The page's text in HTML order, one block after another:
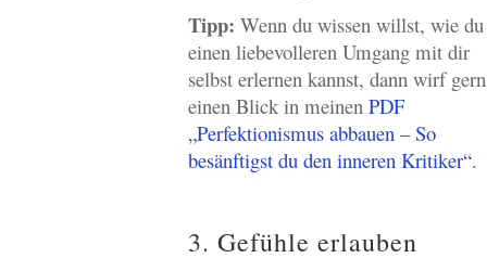
Tipp: Wenn du wissen willst, wie du
einen liebevolleren Umgang mit dir
selbst erlernen kannst, dann wirf gern
einen Blick in meinen PDF
„Perfektionismus abbauen – So
besänftigst du den inneren Kritiker“.
3. Gefühle erlauben